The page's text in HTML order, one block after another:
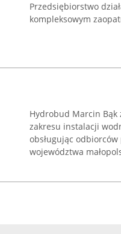
Przedsiębiorstwo
kompleksowym
Hydrobud Marcin Bąk
zakresu instalacji
obsługując
województwa